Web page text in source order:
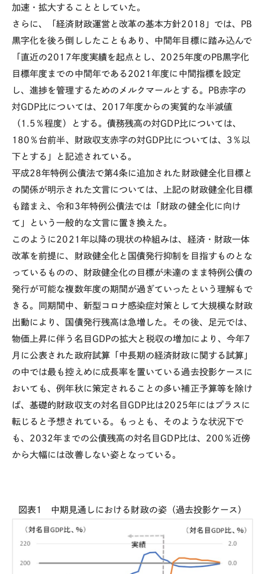
加速・拡大することとしていた。
さらに、「経済財政運営と改革の基本方針2018 」では、 PB
黒字化を後ろ倒ししたこともあり、中間年目標に踏み込んで
「直近の2017年度実績を起点とし、 2025年度のPB黒字化
目標年度までの中間年である 2021年度に中間指標を設定
し、進捗を管理するためのメルクマールとする。 PB赤字の
対GDP 比については、 2017年度からの実質的な半減値
（ 1.5 ％程度）とする。債務残高の対GDP比については、
180 ％台前半、財政収支赤字の対GDP 比については、 3 ％以
下とする」と記述されている。
平成28年特例公債法で第4条に追加された財政健全化目標と
の関係が明示された文言については、上記の財政健全化目標
も踏まえ、令和 3年特例公債法では「財政の健全化に向け
て」という一般的な文言に置き換えた。
このように 2021年以降の現状の枠組みは、経済・財政一体
改革を前提に、財政健全化と国債発行抑制を目指すものとな
っているものの、財政健全化の目標が未達のまま特例公債の
発行が可能な複数年度の期間が過ぎていったという理解もで
きる。同期間中、新型コロナ感染症対策として大規模な財政
出動により、国債発行残高は急増した。その後、足元では、
物価上昇に伴う名目 GDPの拡大と税収の増加により、今年7
月に公表された政府試算「中長期の経済財政に関する試算」
の中では最も控えめに成長率を置いている過去投影ケースに
おいても、例年秋に策定されることの多い補正予算等を除け
ば、基礎的財政収支の対名目 GDP 比は2025年にはプラスに
転じると予想されている。もっとも、そのような状況下で
も、 2032年までの公債残高の対名目 GDP比は、 200 ％近傍
から大幅には改善しない姿となっている。
図表1 中期見通しにおける財政の姿（過去投影ケース）